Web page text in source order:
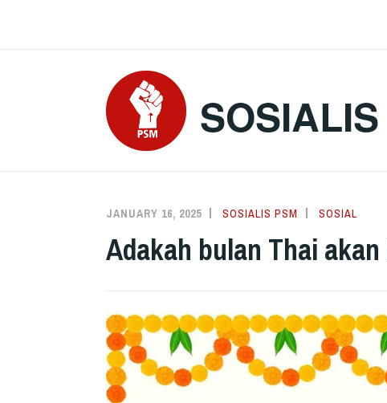
SOSIALIS
JANUARY 16, 2025 SOSIALIS PSM SOSIAL
Adakah bulan Thai